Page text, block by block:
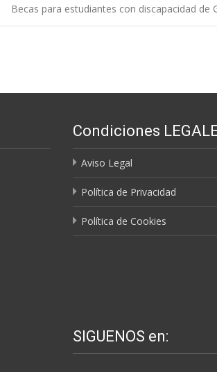
Becas para estudiantes con discapacidad de
Condiciones
Aviso Legal
Política de Privacidad
Política de Cookies
SIGUENOS en: